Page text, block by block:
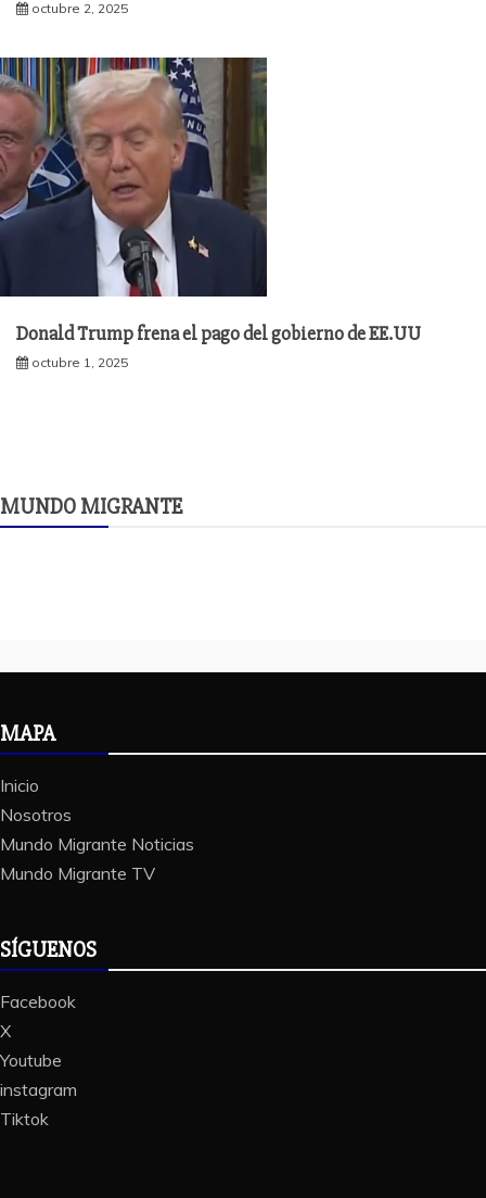
octubre 2, 2025
Donald Trump frena el pago del gobierno de EE.UU
octubre 1, 2025
MUNDO MIGRANTE
MAPA
Inicio
Nosotros
Mundo Migrante Noticias
Mundo Migrante TV
SÍGUENOS
Facebook
X
Youtube
instagram
Tiktok